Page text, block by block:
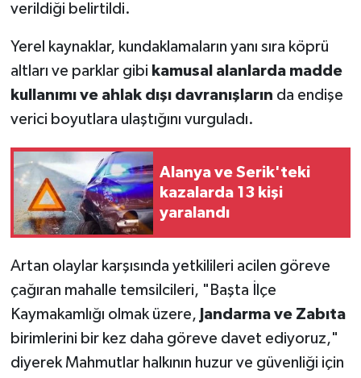
verildiği belirtildi.
Yerel kaynaklar, kundaklamaların yanı sıra köprü
altları ve parklar gibi kamusal alanlarda madde
kullanımı ve ahlak dışı davranışların da endişe
verici boyutlara ulaştığını vurguladı.
Alanya ve Serik'teki
kazalarda 13 kişi
yaralandı
Artan olaylar karşısında yetkilileri acilen göreve
çağıran mahalle temsilcileri, "Başta İlçe
Kaymakamlığı olmak üzere, Jandarma ve Zabıta
birimlerini bir kez daha göreve davet ediyoruz,"
diyerek Mahmutlar halkının huzur ve güvenliği için